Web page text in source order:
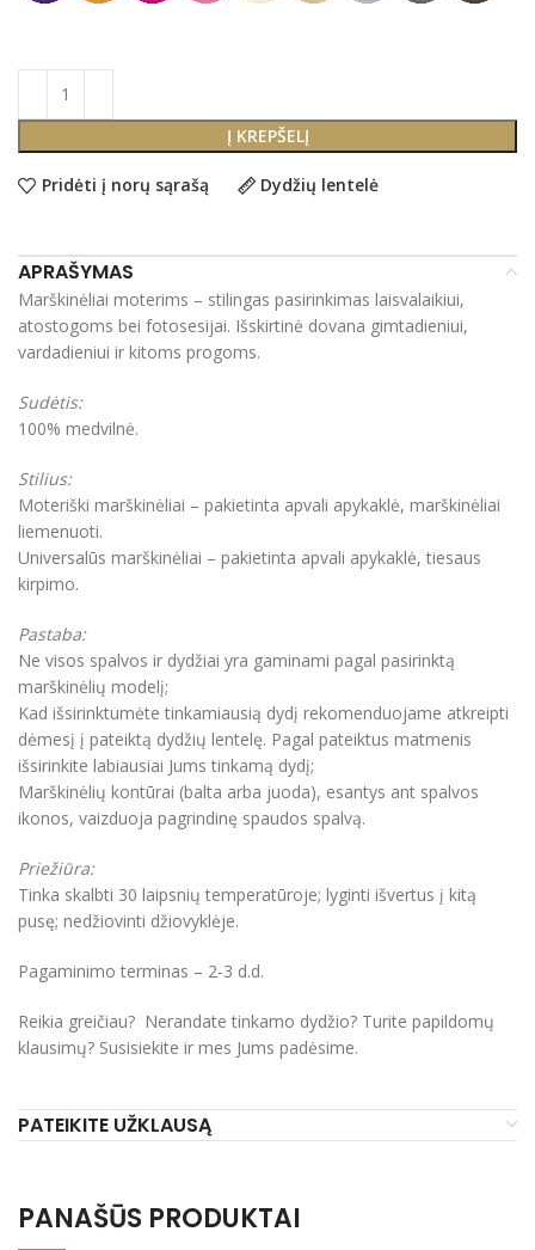
Į KREPŠELĮ
Pridėti į norų sąrašą Dydžių lentelė
APRAŠYMAS
Marškinėliai moterims – stilingas pasirinkimas laisvalaikiui,
atostogoms bei fotosesijai. Išskirtinė dovana gimtadieniui,
vardadieniui ir kitoms progoms.
Sudėtis:
100% medvilnė.
Stilius:
Moteriški marškinėliai – pakietinta apvali apykaklė, marškinėliai
liemenuoti.
Universalūs marškinėliai – pakietinta apvali apykaklė, tiesaus
kirpimo.
Pastaba:
Ne visos spalvos ir dydžiai yra gaminami pagal pasirinktą
marškinėlių modelį;
Kad išsirinktumėte tinkamiausią dydį rekomenduojame atkreipti
dėmesį į pateiktą dydžių lentelę. Pagal pateiktus matmenis
išsirinkite labiausiai Jums tinkamą dydį;
Marškinėlių kontūrai (balta arba juoda), esantys ant spalvos
ikonos, vaizduoja pagrindinę spaudos spalvą.
Priežiūra:
Tinka skalbti 30 laipsnių temperatūroje; lyginti išvertus į kitą
pusę; nedžiovinti džiovyklėje.
Pagaminimo terminas – 2-3 d.d.
Reikia greičiau? Nerandate tinkamo dydžio? Turite papildomų
klausimų? Susisiekite ir mes Jums padėsime.
PATEIKITE UŽKLAUSĄ
PANAŠŪS PRODUKTAI